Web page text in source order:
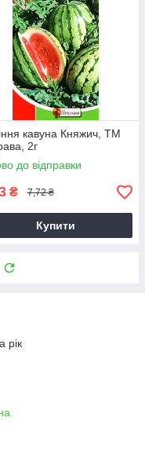
кавуна Княжич, ТМ
2г
до відправки
₴ 7,72 ₴
Купити
рік